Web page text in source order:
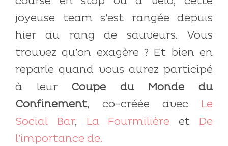
joyeuse team s’est rangée depuis
hier au rang de sauveurs. Vous
trouvez qu’on exagère ? Et bien en
reparle quand vous aurez participé
à leur Coupe du Monde du
Confinement, co-créée avec Le
Social Bar, La Fourmilière et De
l’importance de.